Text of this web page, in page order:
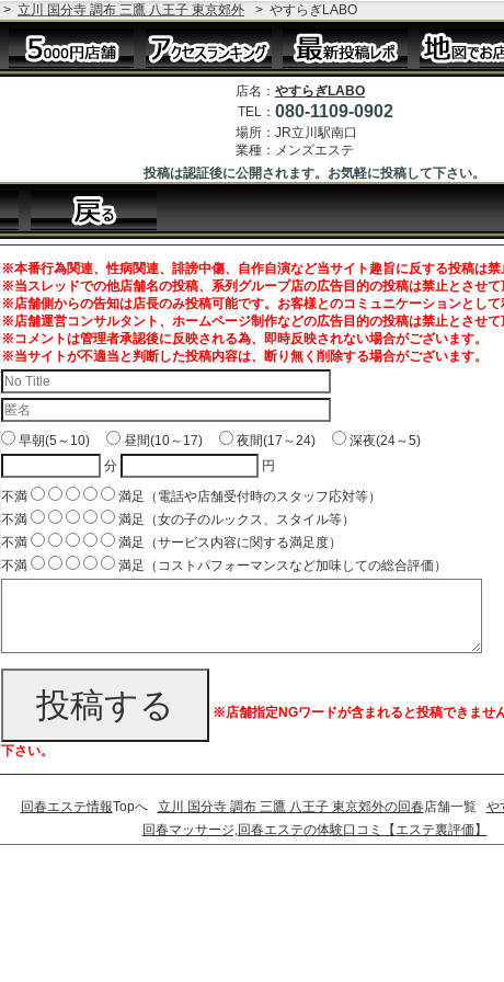
> 立川 国分寺 調布 三鷹 八王子 東京郊外 > やすらぎLABO
店名： やすらぎLABO
TEL： 080-1109-0902
場所： JR立川駅南口
業種： メンズエステ
投稿は認証後に公開されます。お気軽に投稿して下さい。
※本番行為関連、性病関連、誹謗中傷、自作自演など当サイト趣旨に反する投稿は禁
※当スレッドでの他店舗名の投稿、系列グループ店の広告目的の投稿は禁止とさせて
※店舗側からの告知は店長のみ投稿可能です。お客様とのコミュニケーションとして
※店舗運営コンサルタント、ホームページ制作などの広告目的の投稿は禁止とさせて
※コメントは管理者承認後に反映される為、即時反映されない場合がございます。
※当サイトが不適当と判断した投稿内容は、断り無く削除する場合がございます。
早朝(5～10) 昼間(10～17) 夜間(17～24)
深夜(24～5)
分
円
不満
満足（電話や店舗受付時のスタッフ応対等）
不満
満足（女の子のルックス、スタイル等）
不満
満足（サービス内容に関する満足度）
不満
満足（コストパフォーマンスなど加味しての総合評価）
投稿する ※店舗指定NGワードが含まれると投稿できませ
下さい。
回春エステ情報Topへ 立川 国分寺 調布 三鷹 八王子 東京郊外の回春店舗一覧 や
回春マッサージ,回春エステの体験口コミ【エステ裏評価】